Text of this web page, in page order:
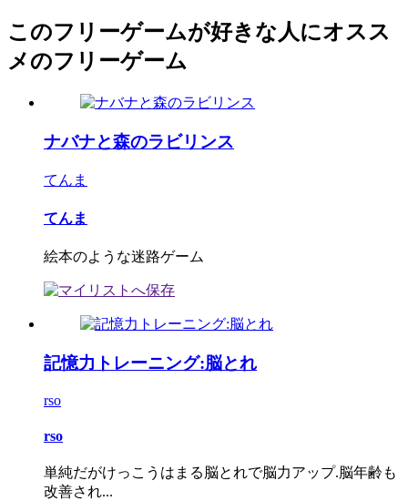
このフリーゲームが好きな人にオスス
メのフリーゲーム
ナバナと森のラビリンス
てんま
てんま
絵本のような迷路ゲーム
記憶力トレーニング:脳とれ
rso
rso
単純だがけっこうはまる脳とれで脳力アップ.脳年齢も
改善され...